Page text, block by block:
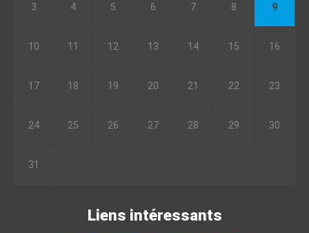
3 4 5 6 7 8 9
10 11 12 13 14 15 16
17 18 19 20 21 22 23
24 25 26 27 28 29 30
31
Liens intéressants